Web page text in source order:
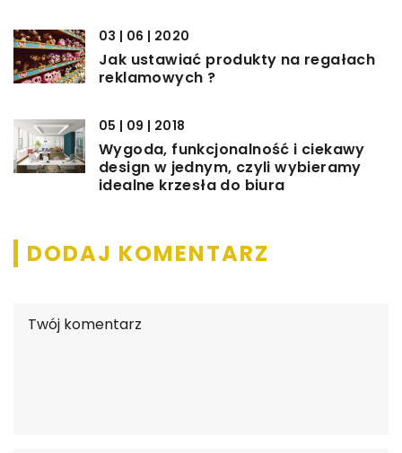
03 | 06 | 2020
Jak ustawiać produkty na regałach
reklamowych ?
05 | 09 | 2018
Wygoda, funkcjonalność i ciekawy
design w jednym, czyli wybieramy
idealne krzesła do biura
DODAJ KOMENTARZ